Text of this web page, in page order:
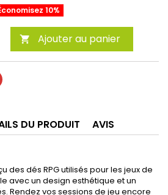
10%
 Ajouter au panier
DU PRODUIT AVIS
des dés RPG utilisés pour les jeux de
avec un design esthétique et un
Rendez vos sessions de jeu encore